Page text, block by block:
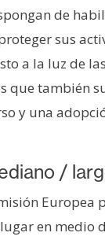
de
sus
a la luz de
que también
y una
/
Europea
en medio